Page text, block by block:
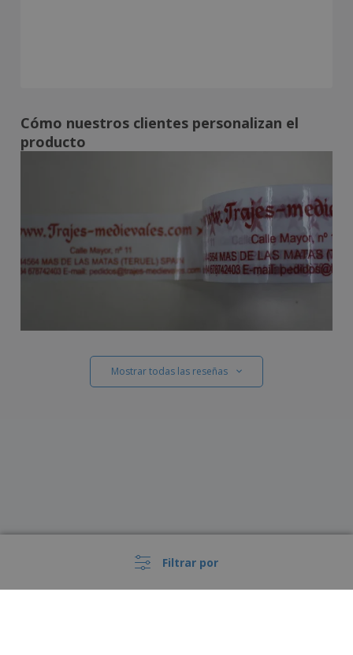
Filtrar por
Cómo nuestros clientes personalizan el
producto
Mostrar todas las reseñas